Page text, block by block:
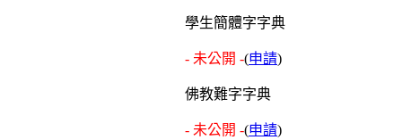
學生簡體字字典
- 未公開 -(申請)
佛教難字字典
- 未公開 -(申請)